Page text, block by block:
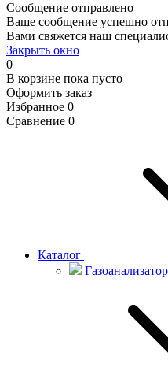
Сообщение отправлено
Ваше сообщение успешно
Вами свяжется наш
Закрыть окно
0
В корзине пока пусто
Оформить заказ
Избранное 0
Сравнение 0
Каталог